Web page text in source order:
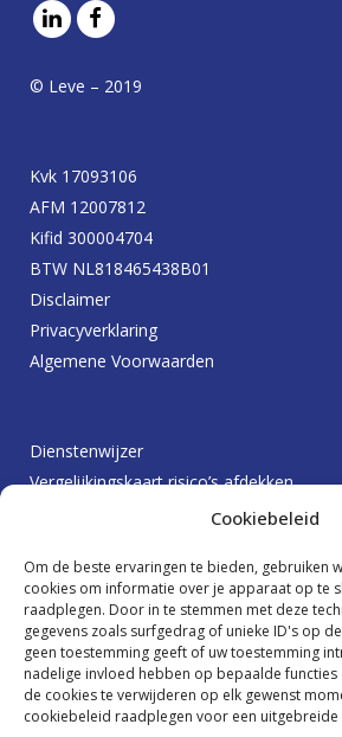
Cookiebeleid
Om de beste ervaringen te bieden, gebruiken
cookies om informatie over je apparaat op te
raadplegen. Door in te stemmen met deze
gegevens zoals surfgedrag of unieke ID's op
geen toestemming geeft of uw toestemming
nadelige invloed hebben op bepaalde functies
de cookies te verwijderen op elk gewenst
cookiebeleid raadplegen voor een uitgebreide
© Leve – 2019
Kvk 17093106
AFM 12007812
Kifid 300004704
BTW NL818465438B01
Disclaimer
Privacyverklaring
Algemene Voorwaarden
Dienstenwijzer
Vergelijkingskaart risico’s afdekken
Protocol betalingsachterstanden
Beloningsbeleid
Ik wil graag op de hoogte blijven